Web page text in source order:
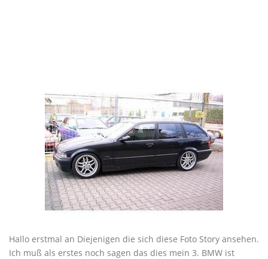
Hallo erstmal an Diejenigen die sich diese Foto Story ansehen.
Ich muß als erstes noch sagen das dies mein 3. BMW ist